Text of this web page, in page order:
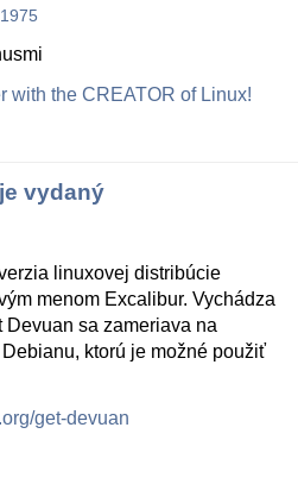
with the CREATOR of Linux!
vydaný
linuxovej distribúcie
menom Excalibur. Vychádza
sa zameriava na
ktorú je možné použiť
get-devuan